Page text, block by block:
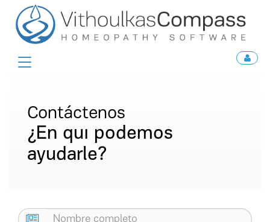
Toggle
Contáctenos
¿En quι podemos
ayudarle?